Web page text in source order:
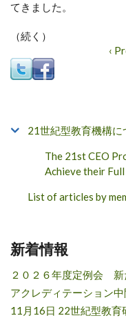
てきました。
（続く）
‹
21世紀型教育機構に
The 21st CEO
Achieve their
List of articles by
新着情報
２０２６年度定例会 新
アクレディテーション
11月16日 22世紀型教育